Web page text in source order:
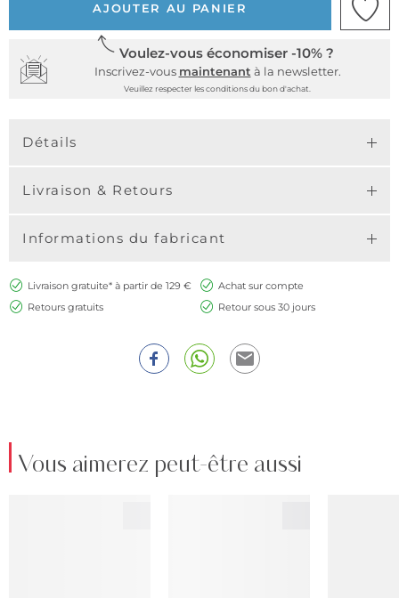
AJOUTER AU PANIER
Voulez-vous économiser -10% ?
Inscrivez-vous maintenant à la newsletter.
Veuillez respecter les conditions du bon d'achat.
Détails
Livraison & Retours
Informations du fabricant
Livraison gratuite* à partir de 129 €
Achat sur compte
Retours gratuits
Retour sous 30 jours
Vous aimerez peut-être aussi